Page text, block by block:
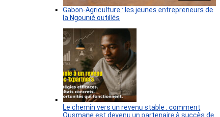
Gabon-Agriculture : les jeunes entrepreneurs de
la Ngounié outillés
Le chemin vers un revenu stable : comment
Ousmane est devenu un partenaire à succès de